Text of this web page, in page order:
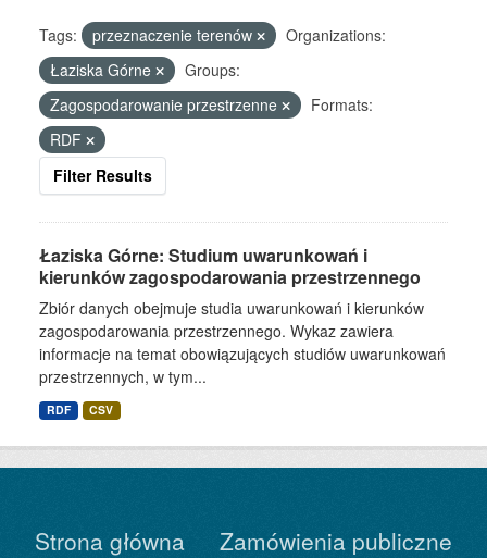
Tags: przeznaczenie terenów
Organizations:
Łaziska Górne
Groups:
Zagospodarowanie przestrzenne
Formats:
RDF
Filter Results
Łaziska Górne: Studium uwarunkowań i
kierunków zagospodarowania przestrzennego
Zbiór danych obejmuje studia uwarunkowań i kierunków
zagospodarowania przestrzennego. Wykaz zawiera
informacje na temat obowiązujących studiów uwarunkowań
przestrzennych, w tym...
RDF CSV
Strona główna Zamówienia publiczne